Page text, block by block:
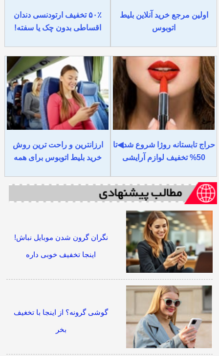
اولین مرجع خرید آنلاین بلیط
اتوبوس
۵۰٪ تخفیف ارتودنسی دندان
اقساطی بدون چک یا سفته!
حراج تابستانه روژا شروع شد◀تا
50% تخفیف لوازم آرایشی
ارزانترین و راحت ترین روش
خرید بلیط اتوبوس برای همه
نگران گرون شدن موبایل نباش!
اینجا تخفیف خوبی داره
گوشی گرونه؟ از اینجا با تخغیف
بخر